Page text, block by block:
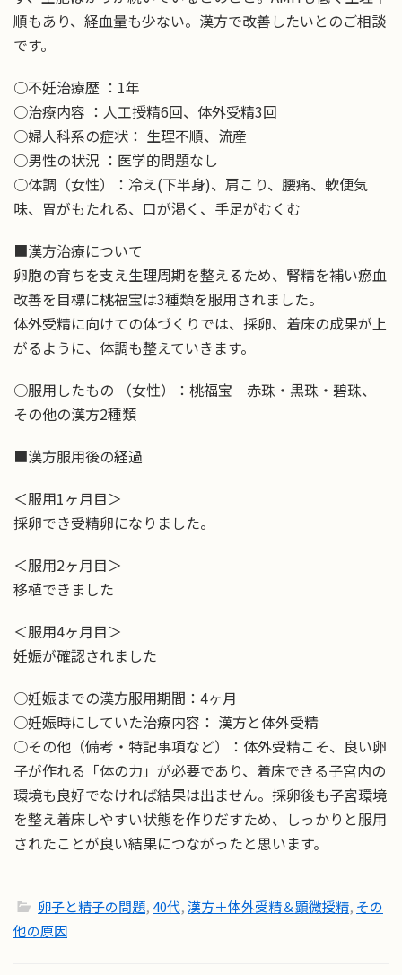
順もあり、経血量も少ない。漢方で改善したいとのご相談
です。
○不妊治療歴 ：1年
○治療内容 ：人工授精6回、体外受精3回
○婦人科系の症状： 生理不順、流産
○男性の状況 ：医学的問題なし
○体調（女性）：冷え(下半身)、肩こり、腰痛、軟便気
味、胃がもたれる、口が渇く、手足がむくむ
■漢方治療について
卵胞の育ちを支え生理周期を整えるため、腎精を補い瘀血
改善を目標に桃福宝は3種類を服用されました。
体外受精に向けての体づくりでは、採卵、着床の成果が上
がるように、体調も整えていきます。
○服用したもの （女性）：桃福宝 赤珠・黒珠・碧珠、
その他の漢方2種類
■漢方服用後の経過
＜服用1ヶ月目＞
採卵でき受精卵になりました。
＜服用2ヶ月目＞
移植できました
＜服用4ヶ月目＞
妊娠が確認されました
○妊娠までの漢方服用期間：4ヶ月
○妊娠時にしていた治療内容： 漢方と体外受精
○その他（備考・特記事項など）：体外受精こそ、良い卵
子が作れる「体の力」が必要であり、着床できる子宮内の
環境も良好でなければ結果は出ません。採卵後も子宮環境
を整え着床しやすい状態を作りだすため、しっかりと服用
されたことが良い結果につながったと思います。
卵子と精子の問題,40代,漢方＋体外受精＆顕微授精, その
他の原因